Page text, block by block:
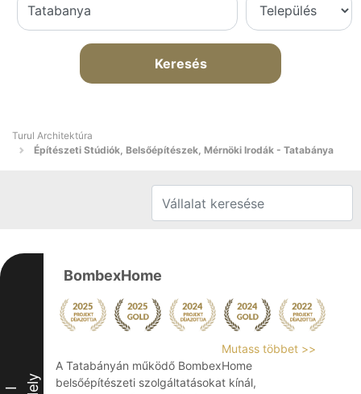
Keresés
Turul Architektúra
Építészeti Stúdiók, Belsőépítészek, Mérnöki Irodák - Tatabánya
I Hely
BombexHome
Mutass többet >>
A Tatabányán működő BombexHome
belsőépítészeti szolgáltatásokat kínál,